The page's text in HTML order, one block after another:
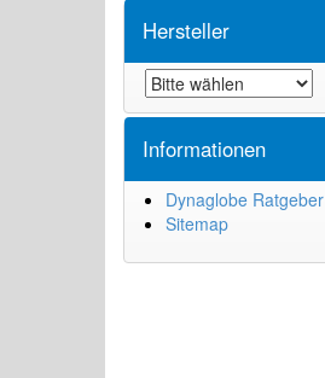
Hersteller
Informationen
Dynaglobe Ratgeber
Sitemap